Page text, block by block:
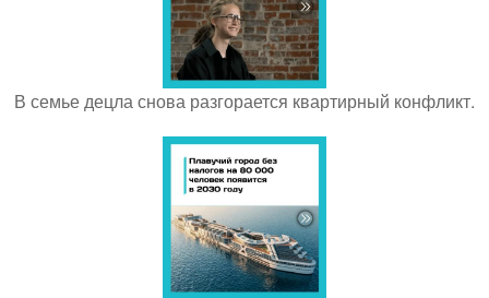
В семье децла снова разгорается квартирный конфликт.